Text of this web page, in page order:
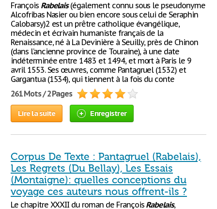
François Rabelais(également connu sous le pseudonyme
Alcofribas Nasier ou bien encore sous celui de Seraphin
Calobarsy)2 est un prêtre catholique évangélique,
médecin et écrivain humaniste français de la
Renaissance, né à La Devinière à Seuilly, près de Chinon
(dans l’ancienne province de Touraine), à une date
indéterminée entre 1483 et 1494, et mort à Paris le 9
avril 1553. Ses œuvres, comme Pantagruel (1532) et
Gargantua (1534), qui tiennent à la fois du conte
261 Mots / 2 Pages
Lire la suite Enregistrer
Corpus De Texte : Pantagruel (Rabelais),
Les Regrets (Du Bellay), Les Essais
(Montaigne): quelles conceptions du
voyage ces auteurs nous offrent-ils ?
Le chapitre XXXII du roman de François Rabelais,